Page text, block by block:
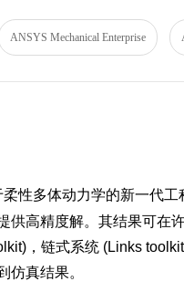
ANSYS Mechanical Enterprise
柔性多体动力学的新一代
供高精度解。其结果可在
，链式系统 (Links
仿真结果。